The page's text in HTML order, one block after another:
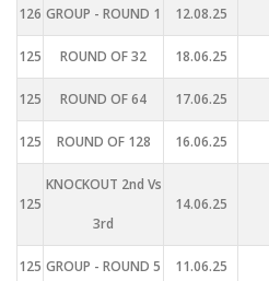
126 GROUP - ROUND 1 12.08.25
125 ROUND OF 32 18.06.25
125 ROUND OF 64 17.06.25
125 ROUND OF 128 16.06.25
125
KNOCKOUT 2nd Vs
3rd
14.06.25
125 GROUP - ROUND 5 11.06.25